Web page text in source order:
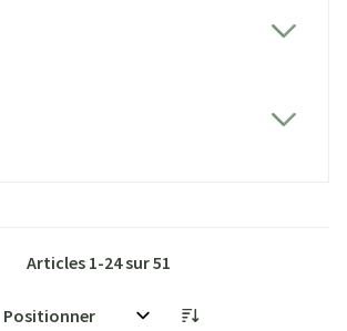
Articles 1-24sur51
Trier par: